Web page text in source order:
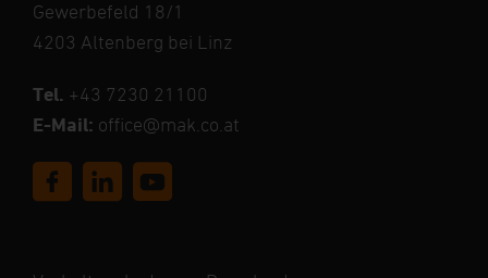
Gewerbefeld 18/1
4203 Altenberg bei Linz
Tel. +43 7230 21100
E-Mail: office@mak.co.at